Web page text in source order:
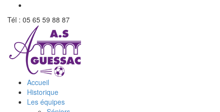
Tél : 05 65 59 88 87
Accueil
Historique
Les équipes